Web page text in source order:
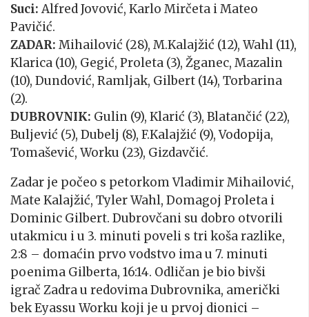
Suci: Alfred Jovović, Karlo Mirčeta i Mateo
Pavičić.
ZADAR: Mihailović (28), M.Kalajžić (12), Wahl (11),
Klarica (10), Gegić, Proleta (3), Žganec, Mazalin
(10), Dundović, Ramljak, Gilbert (14), Torbarina
(2).
DUBROVNIK: Gulin (9), Klarić (3), Blatančić (22),
Buljević (5), Dubelj (8), F.Kalajžić (9), Vodopija,
Tomašević, Worku (23), Gizdavčić.
Zadar je počeo s petorkom Vladimir Mihailović,
Mate Kalajžić, Tyler Wahl, Domagoj Proleta i
Dominic Gilbert. Dubrovčani su dobro otvorili
utakmicu i u 3. minuti poveli s tri koša razlike,
2:8 – domaćin prvo vodstvo ima u 7. minuti
poenima Gilberta, 16:14. Odličan je bio bivši
igrač Zadra u redovima Dubrovnika, američki
bek Eyassu Worku koji je u prvoj dionici –